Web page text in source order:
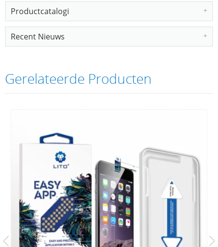
Productcatalogi
Recent Nieuws
Gerelateerde Producten